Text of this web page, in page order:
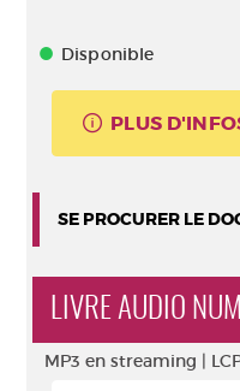
Disponible
PLUS
SE PROCURER LE
LIVRE AUDIO
MP3 en streaming |